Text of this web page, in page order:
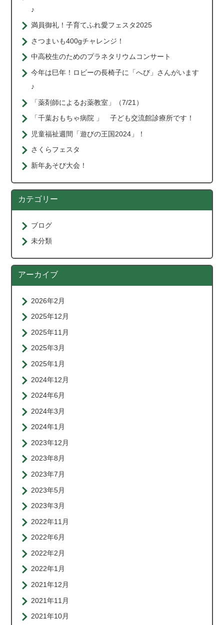
♪
満員御礼！子育てふれ愛フェスタ2025
さつまいも400gチャレンジ！
中高校生のためのプラネタリウムコンサート
今年は巳年！ロビーの長椅子に「へび」さんがいます
♪
「薬剤師によるお薬教室」（7/21）
「千葉おもちゃ病院 」 子ども交流館診療所です！
児童福祉週間「遊びの王国2024」！
さくらフェスタ
新年あそび大会！
カテゴリー
ブログ
未分類
アーカイブ
2026年2月
2025年12月
2025年11月
2025年3月
2025年1月
2024年12月
2024年6月
2024年3月
2024年1月
2023年12月
2023年8月
2023年7月
2023年5月
2023年3月
2022年11月
2022年6月
2022年2月
2022年1月
2021年12月
2021年11月
2021年10月